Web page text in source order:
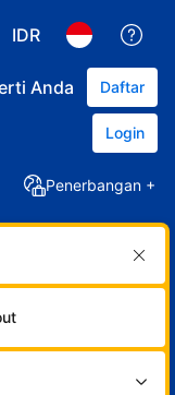
IDR
Anda Daftar
Login
Penerbangan +